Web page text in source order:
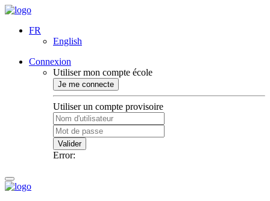
FR
English
Connexion
Utiliser mon compte école
Je me connecte
Utiliser un compte provisoire
Valider
Error: